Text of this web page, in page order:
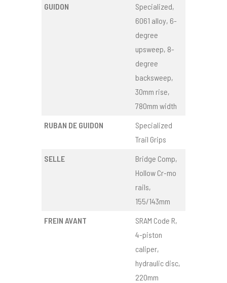
GUIDON
Specialized,
6061 alloy, 6-
degree
upsweep, 8-
degree
backsweep,
30mm rise,
780mm width
RUBAN DE GUIDON
Specialized
Trail Grips
SELLE
Bridge Comp,
Hollow Cr-mo
rails,
155/143mm
FREIN AVANT
SRAM Code R,
4-piston
caliper,
hydraulic disc,
220mm